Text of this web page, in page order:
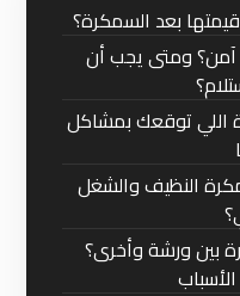
بعد السمكرة؟
آمن؟ ومتى يجب أن
اللي توقعك بمشاكل
النظيف والشغل
بين ورشة وأخرى؟